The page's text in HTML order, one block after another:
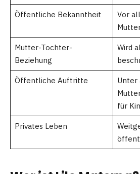
Öffentliche Bekanntheit
Vor
Mutter-Tochter-
Beziehung
Wird
Öffentliche Auftritte
Unter
für
Privates Leben